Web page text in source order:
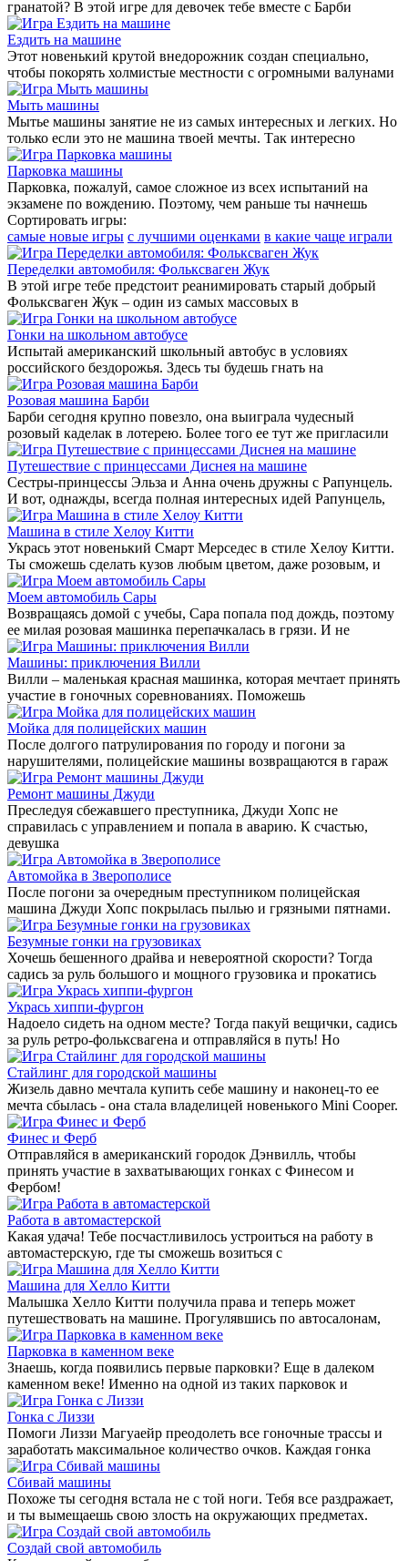
гранатой? В этой игре для девочек тебе вместе с Барби
Ездить на машине
Этот новенький крутой внедорожник создан специально,
чтобы покорять холмистые местности с огромными валунами
Мыть машины
Мытье машины занятие не из самых интересных и легких. Но
только если это не машина твоей мечты. Так интересно
Парковка машины
Парковка, пожалуй, самое сложное из всех испытаний на
экзамене по вождению. Поэтому, чем раньше ты начнешь
Сортировать игры:
самые новые игры с лучшими оценками в какие чаще играли
Переделки автомобиля: Фольксваген Жук
В этой игре тебе предстоит реанимировать старый добрый
Фольксваген Жук – один из самых массовых в
Гонки на школьном автобусе
Испытай американский школьный автобус в условиях
российского бездорожья. Здесь ты будешь гнать на
Розовая машина Барби
Барби сегодня крупно повезло, она выиграла чудесный
розовый каделак в лотерею. Более того ее тут же пригласили
Путешествие c принцессами Диснея на машине
Сестры-принцессы Эльза и Анна очень дружны с Рапунцель.
И вот, однажды, всегда полная интересных идей Рапунцель,
Машина в стиле Хелоу Китти
Укрась этот новенький Смарт Мерседес в стиле Хелоу Китти.
Ты сможешь сделать кузов любым цветом, даже розовым, и
Моем автомобиль Сары
Возвращаясь домой с учебы, Сара попала под дождь, поэтому
ее милая розовая машинка перепачкалась в грязи. И не
Машины: приключения Вилли
Вилли – маленькая красная машинка, которая мечтает принять
участие в гоночных соревнованиях. Поможешь
Мойка для полицейских машин
После долгого патрулирования по городу и погони за
нарушителями, полицейские машины возвращаются в гараж
Ремонт машины Джуди
Преследуя сбежавшего преступника, Джуди Хопс не
справилась с управлением и попала в аварию. К счастью,
девушка
Автомойка в Зверополисе
После погони за очередным преступником полицейская
машина Джуди Хопс покрылась пылью и грязными пятнами.
Безумные гонки на грузовиках
Хочешь бешенного драйва и невероятной скорости? Тогда
садись за руль большого и мощного грузовика и прокатись
Укрась хиппи-фургон
Надоело сидеть на одном месте? Тогда пакуй вещички, садись
за руль ретро-фольксвагена и отправляйся в путь! Но
Стайлинг для городской машины
Жизель давно мечтала купить себе машину и наконец-то ее
мечта сбылась - она стала владелицей новенького Mini Cooper.
Финес и Ферб
Отправляйся в американский городок Дэнвилль, чтобы
принять участие в захватывающих гонках с Финесом и
Фербом!
Работа в автомастерской
Какая удача! Тебе посчастливилось устроиться на работу в
автомастерскую, где ты сможешь возиться с
Машина для Хелло Китти
Малышка Хелло Китти получила права и теперь может
путешествовать на машине. Прогулявшись по автосалонам,
Парковка в каменном веке
Знаешь, когда появились первые парковки? Еще в далеком
каменном веке! Именно на одной из таких парковок и
Гонка с Лиззи
Помоги Лиззи Магуаейр преодолеть все гоночные трассы и
заработать максимальное количество очков. Каждая гонка
Сбивай машины
Похоже ты сегодня встала не с той ноги. Тебя все раздражает,
и ты вымещаешь свою злость на окружающих предметах.
Создай свой автомобиль